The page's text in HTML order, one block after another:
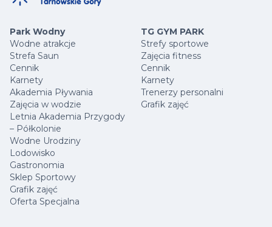
Park Wodny
Wodne atrakcje
Strefa Saun
Cennik
Karnety
Akademia Pływania
Zajęcia w wodzie
Letnia Akademia Przygody
– Półkolonie
Wodne Urodziny
Lodowisko
Gastronomia
Sklep Sportowy
Grafik zajęć
Oferta Specjalna
TG GYM PARK
Strefy sportowe
Zajęcia fitness
Cennik
Karnety
Trenerzy personalni
Grafik zajęć